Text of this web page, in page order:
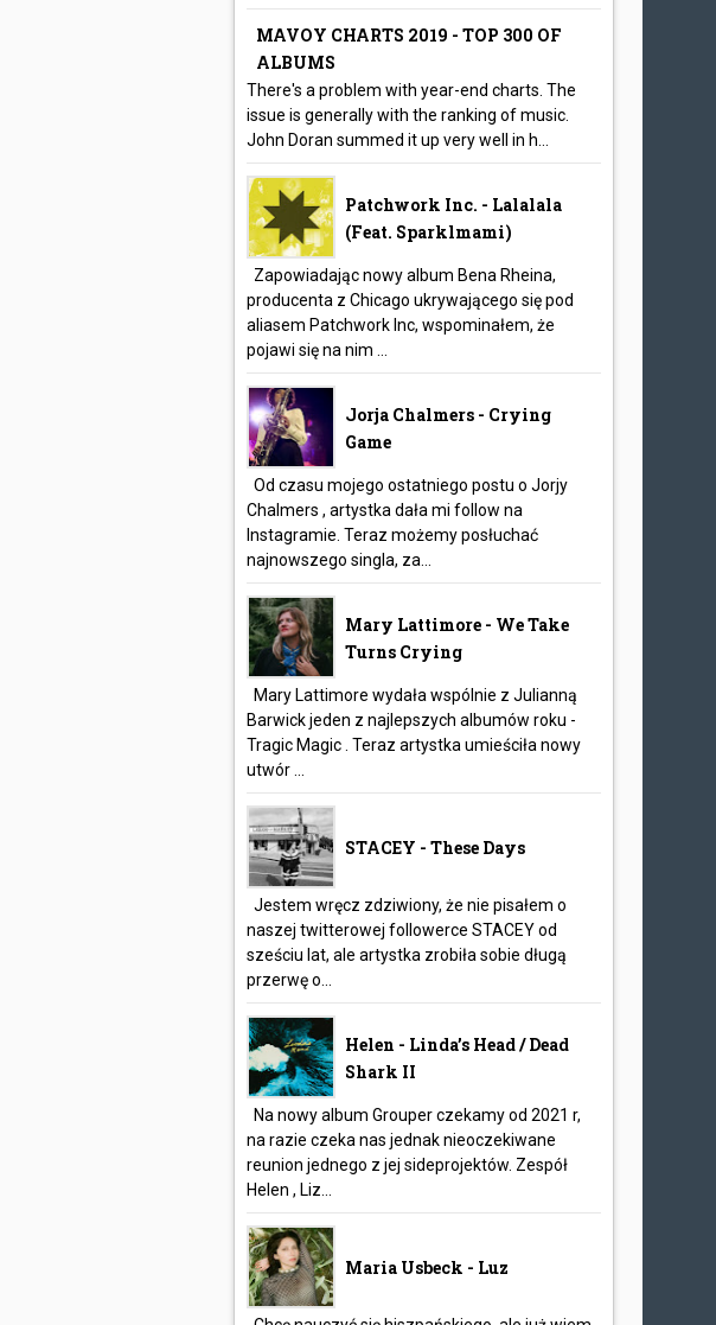
MAVOY CHARTS 2019 - TOP 300 OF
ALBUMS
There's a problem with year-end charts. The
issue is generally with the ranking of music.
John Doran summed it up very well in h...
Patchwork Inc. - Lalalala
(feat. Sparklmami)
Zapowiadając nowy album Bena Rheina,
producenta z Chicago ukrywającego się pod
aliasem Patchwork Inc, wspominałem, że
pojawi się na nim ...
Jorja Chalmers - Crying
Game
Od czasu mojego ostatniego postu o Jorjy
Chalmers , artystka dała mi follow na
Instagramie. Teraz możemy posłuchać
najnowszego singla, za...
Mary Lattimore - We Take
Turns Crying
Mary Lattimore wydała wspólnie z Julianną
Barwick jeden z najlepszych albumów roku -
Tragic Magic . Teraz artystka umieściła nowy
utwór ...
STACEY - These Days
Jestem wręcz zdziwiony, że nie pisałem o
naszej twitterowej followerce STACEY od
sześciu lat, ale artystka zrobiła sobie długą
przerwę o...
Helen - Linda’s Head / Dead
Shark II
Na nowy album Grouper czekamy od 2021 r,
na razie czeka nas jednak nieoczekiwane
reunion jednego z jej sideprojektów. Zespół
Helen , Liz...
Maria Usbeck - Luz